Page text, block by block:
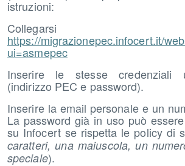
istruzioni:
Collegarsi
https://migrazionepec.infocert.it/
ui=asmepec
Inserire le stesse credenziali
(indirizzo PEC e password).
Inserire la email personale e un
La password già in uso può
su Infocert se rispetta le policy di
caratteri, una maiuscola, un
speciale).